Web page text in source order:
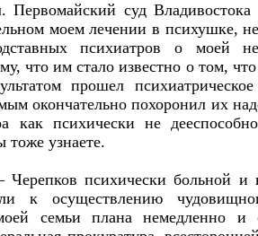
Первомайский суд
моем лечении в психушке, не
психиатров о моей
что им стало известно о том,
прошел
окончательно похоронил их
как психически не
тоже узнаете.
Черепков психически больной и
к осуществлению
семьи плана немедленно и